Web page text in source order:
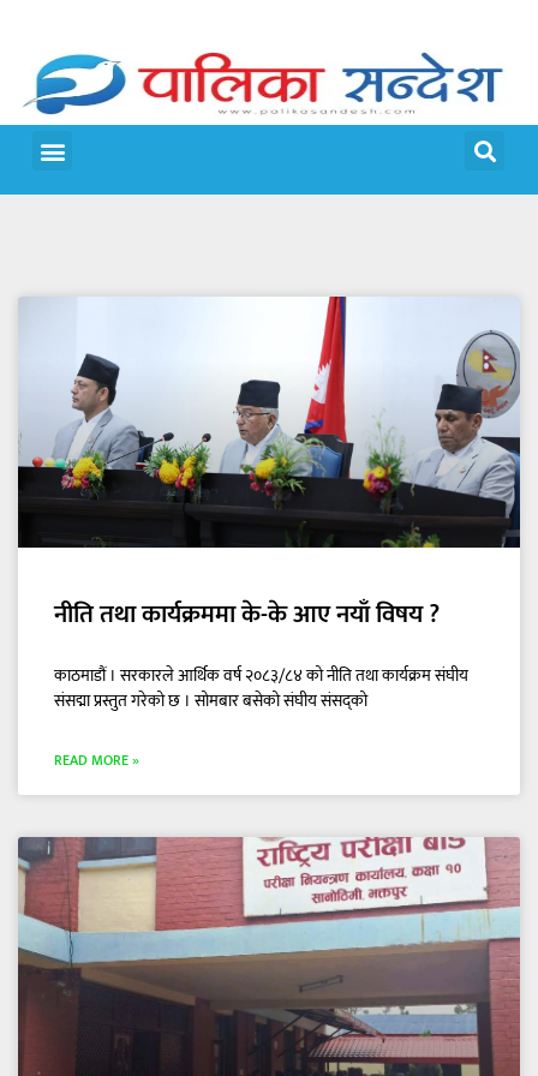
नीति तथा कार्यक्रममा के-के आए नयाँ विषय ?
काठमाडौं । सरकारले आर्थिक वर्ष २०८३/८४ को नीति तथा कार्यक्रम संघीय
संसद्मा प्रस्तुत गरेको छ । सोमबार बसेको संघीय संसद्को
READ MORE »